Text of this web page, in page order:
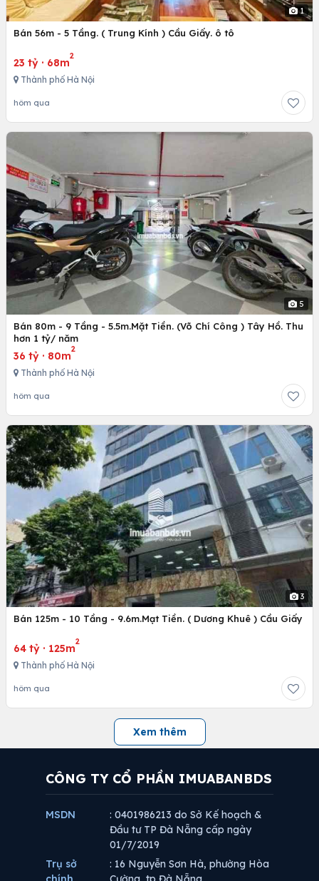
1
Bán 56m - 5 Tầng. ( Trung Kính ) Cầu Giấy. ô tô
23 tỷ · 68m
2
Thành phố Hà Nội
hôm qua
5
Bán 80m - 9 Tầng - 5.5m.Mặt Tiền. (Võ Chí Công ) Tây Hồ. Thu
hơn 1 tỷ/ năm
36 tỷ · 80m
2
Thành phố Hà Nội
hôm qua
3
Bán 125m - 10 Tầng - 9.6m.Mạt Tiền. ( Dương Khuê ) Cầu Giấy
64 tỷ · 125m
2
Thành phố Hà Nội
hôm qua
Xem thêm
CÔNG TY CỔ PHẦN IMUABANBDS
MSDN
: 0401986213 do Sở Kế hoạch &
Đầu tư TP Đà Nẵng cấp ngày
01/7/2019
Trụ sở
: 16 Nguyễn Sơn Hà, phường Hòa